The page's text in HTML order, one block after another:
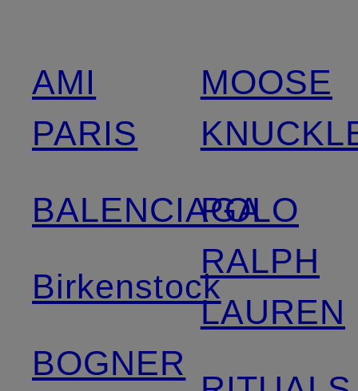
AMI
PARIS
BALENCIAGA
Birkenstock
BOGNER
MOOSE
POLO
RALPH
LAUREN